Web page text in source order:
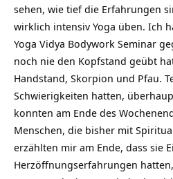
sehen, wie tief die Erfahrungen
wirklich intensiv Yoga üben. Ich
Yoga Vidya Bodywork Seminar
noch nie den Kopfstand geübt
Handstand, Skorpion und Pfau.
Schwierigkeiten hatten,
konnten am Ende des
Menschen, die bisher mit
erzählten mir am Ende, dass sie
Herzöffnungserfahrungen